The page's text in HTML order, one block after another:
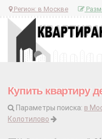
Регион: в Москве
Купить квартиру
Параметры поиска: в
Колотилово